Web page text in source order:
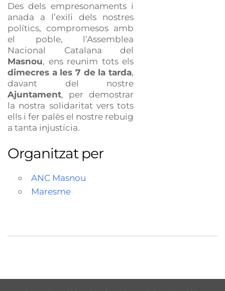
Des dels empresonaments i
anada a l’exili dels nostres
polítics, compromesos amb
el poble, l’Assemblea
Nacional Catalana del
Masnou, ens reunim tots els
dimecres a les 7 de la tarda,
davant del nostre
Ajuntament, per demostrar
la nostra solidaritat vers tots
ells i fer palès el nostre rebuig
a tanta injustícia.
Organitzat per
ANC Masnou
Maresme